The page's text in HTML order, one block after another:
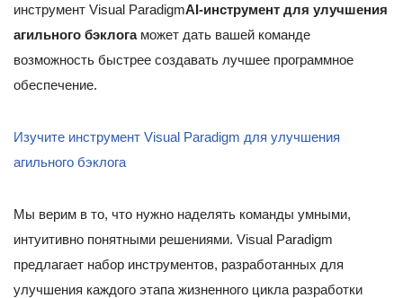
инструмент Visual ParadigmAI-инструмент для улучшения
агильного бэклогаможет дать вашей команде
возможность быстрее создавать лучшее программное
обеспечение.
Изучите инструмент Visual Paradigm для улучшения
агильного бэклога
Мы верим в то, что нужно наделять команды умными,
интуитивно понятными решениями. Visual Paradigm
предлагает набор инструментов, разработанных для
улучшения каждого этапа жизненного цикла разработки